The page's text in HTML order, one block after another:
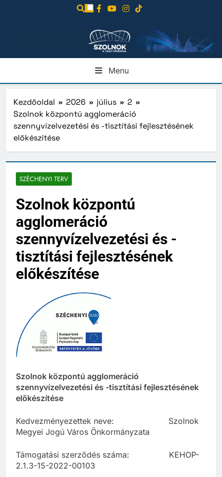
Menu
Kezdőoldal 2026 július
2
Szolnok központú agglomeráció
szennyvízelvezetési és -tisztítási fejlesztésének
előkészítése
SZÉCHENYI TERV
Szolnok központú
agglomeráció
szennyvízelvezetési és -
tisztítási fejlesztésének
előkészítése
Szolnok központú agglomeráció
szennyvízelvezetési és -tisztítási fejlesztésének
előkészítése
Kedvezményezettek neve: Szolnok
Megyei Jogú Város Önkormányzata
Támogatási szerződés száma: KEHOP-
2.1.3-15-2022-00103